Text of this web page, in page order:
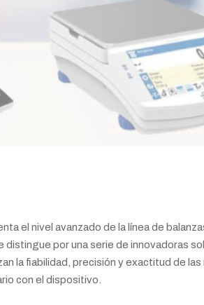
el nivel avanzado de la línea de
distingue por una serie de innovadoras
la fiabilidad, precisión y exactitud de
con el dispositivo.